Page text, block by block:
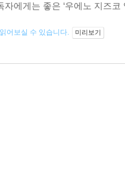
자에게는 좋은 ‘우에노 지즈코
어보실 수 있습니다. 미리보기